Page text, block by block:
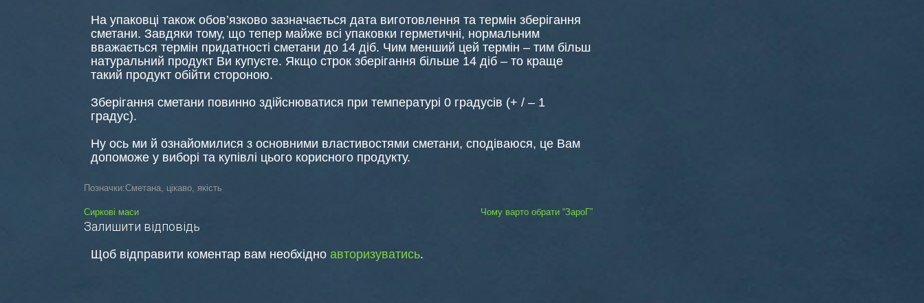
На упаковці також обов’язково зазначається дата виготовлення та термін зберігання
сметани. Завдяки тому, що тепер майже всі упаковки герметичні, нормальним
вважається термін придатності сметани до 14 діб. Чим менший цей термін – тим більш
натуральний продукт Ви купуєте. Якщо строк зберігання більше 14 діб – то краще
такий продукт обійти стороною.
Зберігання сметани повинно здійснюватися при температурі 0 градусів (+ / – 1
градус).
Ну ось ми й ознайомилися з основними властивостями сметани, сподіваюся, це Вам
допоможе у виборі та купівлі цього корисного продукту.
Позначки:Сметана, цікаво, якість
Навігація
записів
Сиркові маси Чому варто обрати “ЗароГ”
Залишити відповідь
Щоб відправити коментар вам необхідно авторизуватись.